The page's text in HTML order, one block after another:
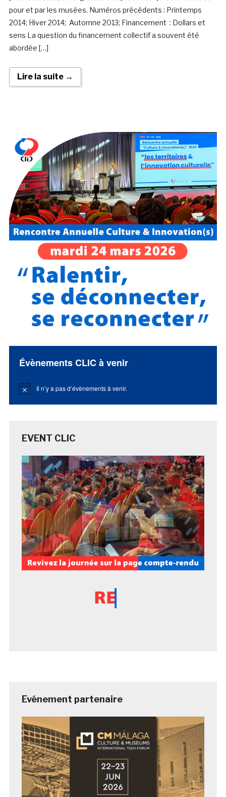
pour et par les musées. Numéros précédents : Printemps
2014; Hiver 2014; Automne 2013; Financement : Dollars et
sens La question du financement collectif a souvent été
abordée […]
Lire la suite →
Évènements CLIC à venir
Notice Il n’y a pas d’évènements à venir.
EVENT CLIC
Evénement partenaire